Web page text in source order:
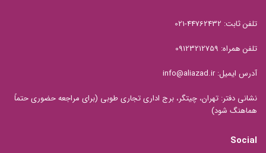
تلفن ثابت: 44762432-021
تلفن همراه: 09123212759
آدرس ایمیل: info@aliazad.ir
نشانی دفتر: تهران، چیتگر، برج اداری تجاری طوبی (برای مراجعه حضوری حتماً
هماهنگ شود)
Social